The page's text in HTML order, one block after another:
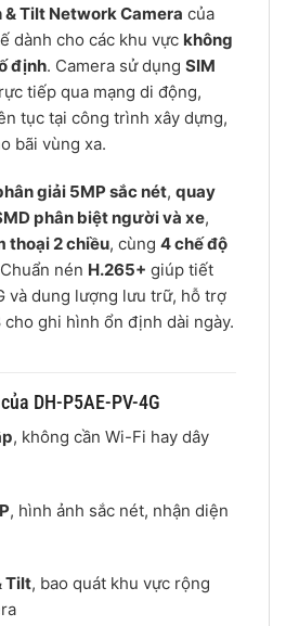
Tilt Network Camera của
dành cho các khu vực không
định. Camera sử dụng SIM
tiếp qua mạng di động,
tục tại công trình xây dựng,
bãi vùng xa.
giải 5MP sắc nét, quay
phân biệt người và xe,
thoại 2 chiều, cùng 4 chế độ
nén H.265+ giúp tiết
và dung lượng lưu trữ, hỗ trợ
cho ghi hình ổn định dài ngày.
DH-P5AE-PV-4G
, không cần Wi-Fi hay dây
, hình ảnh sắc nét, nhận diện
Tilt, bao quát khu vực rộng